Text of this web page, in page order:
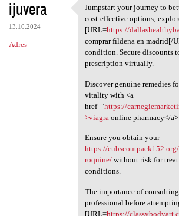
ijuvera
13.10.2024
Adres
Jumpstart your journey
Jumpstart your journey to
cost-effective options;
[URL=https://
comprar fildena en madrid[/
condition. Secure discounts
prescription virtually.
Discover genuine remedies
vitality with <a
href="https://
>viagra online pharmacy</a> .
Ensure you obtain your
https://
roquine/without risk for
conditions.
The importance of
professional before
[URL=https://